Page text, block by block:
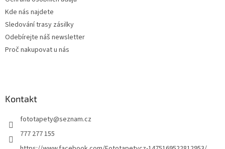
Kde nás najdete
Sledování trasy zásilky
Odebírejte náš newsletter
Proč nakupovat u nás
Kontakt
fototapety@seznam.cz
777 277 155